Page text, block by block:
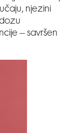
njezini
– savršen